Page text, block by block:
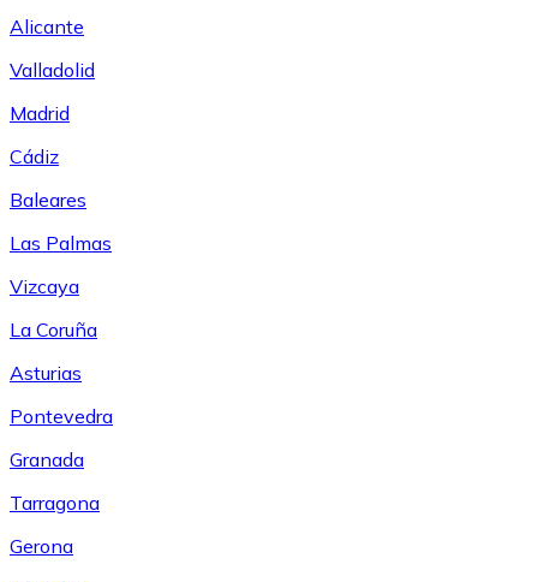
Alicante
Valladolid
Madrid
Cádiz
Baleares
Las Palmas
Vizcaya
La Coruña
Asturias
Pontevedra
Granada
Tarragona
Gerona